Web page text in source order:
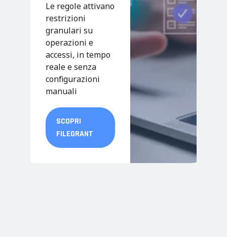
Le regole attivano
restrizioni
granulari su
operazioni e
accessi, in tempo
reale e senza
configurazioni
manuali
SCOPRI
FILEGRANT